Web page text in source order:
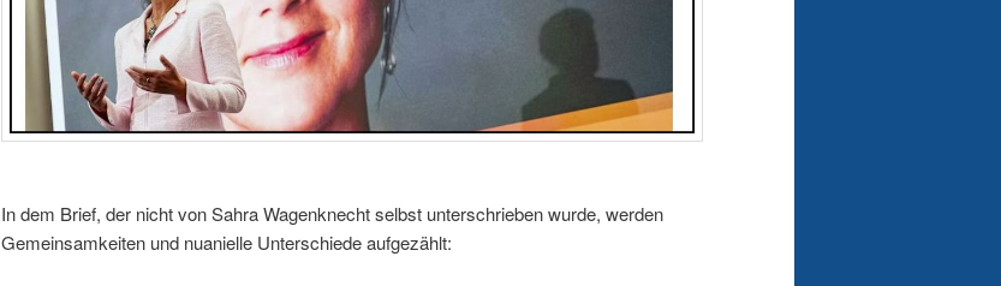
In dem Brief, der nicht von Sahra Wagenknecht selbst unterschrieben wurde, werden
Gemeinsamkeiten und nuanielle Unterschiede aufgezählt: